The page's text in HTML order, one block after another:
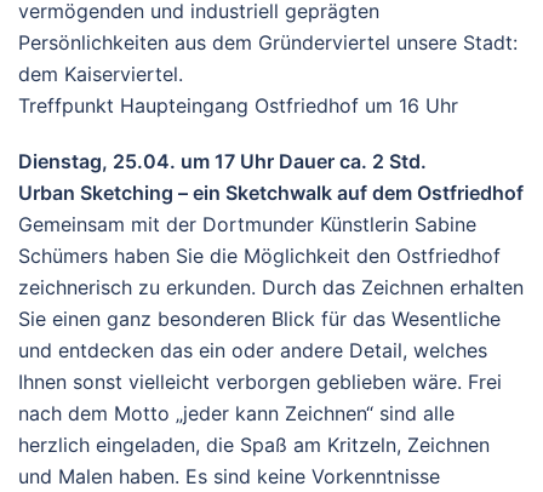
vermögenden und industriell geprägten
Persönlichkeiten aus dem Gründerviertel unsere Stadt:
dem Kaiserviertel.
Treffpunkt Haupteingang Ostfriedhof um 16 Uhr
Dienstag, 25.04. um 17 Uhr Dauer ca. 2 Std.
Urban Sketching – ein Sketchwalk auf dem Ostfriedhof
Gemeinsam mit der Dortmunder Künstlerin Sabine
Schümers haben Sie die Möglichkeit den Ostfriedhof
zeichnerisch zu erkunden. Durch das Zeichnen erhalten
Sie einen ganz besonderen Blick für das Wesentliche
und entdecken das ein oder andere Detail, welches
Ihnen sonst vielleicht verborgen geblieben wäre. Frei
nach dem Motto „jeder kann Zeichnen“ sind alle
herzlich eingeladen, die Spaß am Kritzeln, Zeichnen
und Malen haben. Es sind keine Vorkenntnisse